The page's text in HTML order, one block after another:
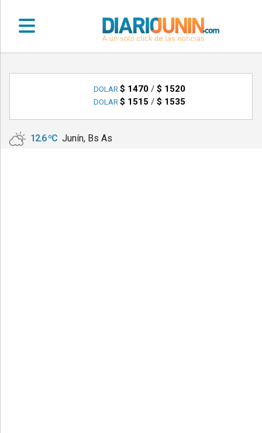
•
LOCALES
•
DOLAR $ 1470/ $ 1520
DOLAR $ 1515 / $ 1535
12.6 ºC Junín, Bs As